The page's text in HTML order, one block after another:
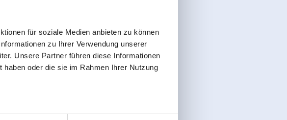
für soziale Medien anbieten zu können
zu Ihrer Verwendung unserer
Unsere Partner führen diese Informationen
oder die sie im Rahmen Ihrer Nutzung